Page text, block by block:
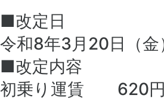
■改定日
令和8年3月20日（金
■改定内容
初乗り運賃 620